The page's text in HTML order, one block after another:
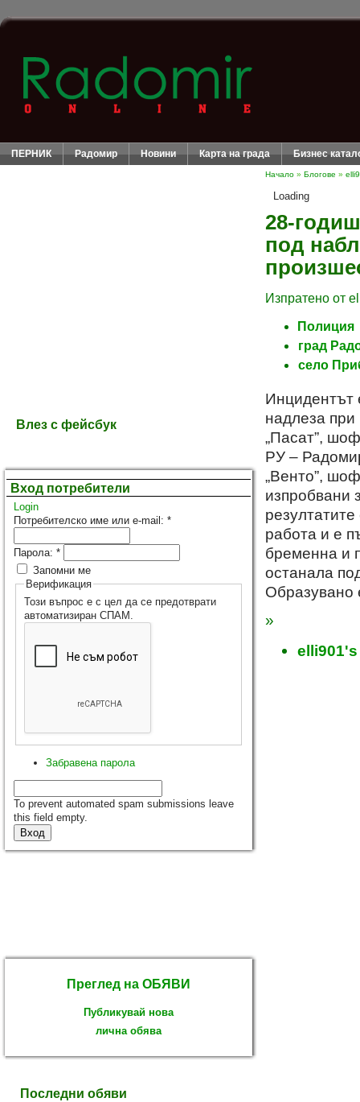
ПЕРНИК Радомир Новини Карта на града Бизнес
Влез с фейсбук
Вход потребители
Login
Потребителско име или e-mail: *
Парола: *
Запомни ме
Верификация
Този въпрос е с цел да се предотврати
автоматизиран СПАМ.
Забравена парола
To prevent automated spam submissions leave
this field empty.
Преглед на ОБЯВИ
Публикувай нова
лична обява
Последни обяви
Начало » Блогове »
Loading
28-
под
Изпратено от
Полиция
град
село
Инцидентът
надлеза
„Пасат”,
РУ –
„Венто”,
изпробвани
работа и е
бременна и
останала
Образувано
»